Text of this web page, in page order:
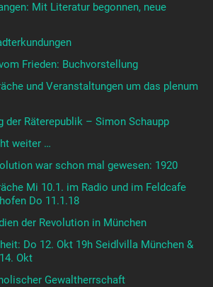
Mit Literatur begonnen, neue
Frieden: Buchvorstellung
und Veranstaltungen um das plenum
der Räterepublik – Simon Schaupp
weiter …
war schon mal gewesen: 1920
Mi 10.1. im Radio und im Feldcafe
Do 11.1.18
der Revolution in München
Do 12. Okt 19h Seidlvilla München &
Okt
Gewaltherrschaft